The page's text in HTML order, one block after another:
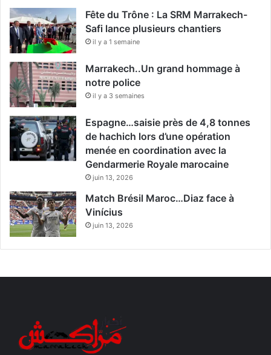
Fête du Trône : La SRM Marrakech-
Safi lance plusieurs chantiers
il y a 1 semaine
Marrakech..Un grand hommage à
notre police
il y a 3 semaines
Espagne…saisie près de 4,8 tonnes
de hachich lors d’une opération
menée en coordination avec la
Gendarmerie Royale marocaine
juin 13, 2026
Match Brésil Maroc…Diaz face à
Vinícius
juin 13, 2026